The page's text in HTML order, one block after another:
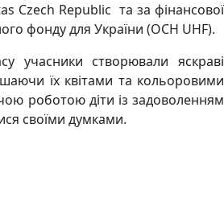
Czech Republic та за фінансової
фонду для України (OCH UHF).
учасники створювали яскраві
їх квітами та кольоровими
роботою діти із задоволенням
своїми думками.